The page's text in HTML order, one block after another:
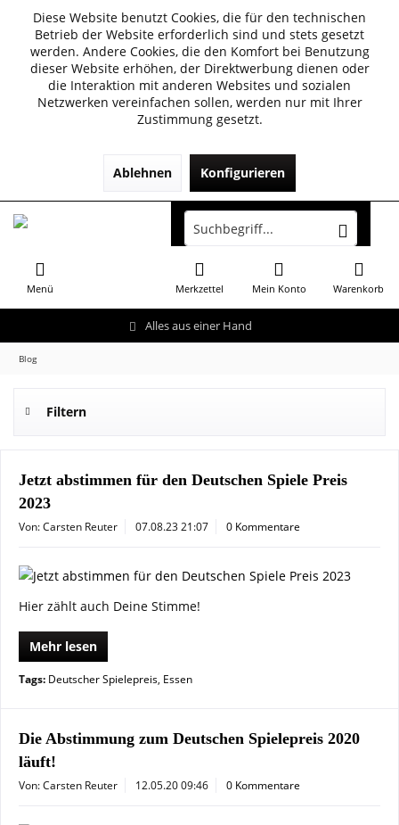
Diese Website benutzt Cookies, die für den technischen
Betrieb der Website erforderlich sind und stets gesetzt
werden. Andere Cookies, die den Komfort bei Benutzung
dieser Website erhöhen, der Direktwerbung dienen oder
die Interaktion mit anderen Websites und sozialen
Netzwerken vereinfachen sollen, werden nur mit Ihrer
Zustimmung gesetzt.
Ablehnen Konfigurieren
Alles aus einer Hand
Menü Warenkorb
Merkzettel Mein Konto
Blog
Filtern
Jetzt abstimmen für den Deutschen Spiele Preis
2023
Von: Carsten Reuter 07.08.23 21:07 0 Kommentare
Hier zählt auch Deine Stimme!
Mehr lesen
Tags: Deutscher Spielepreis, Essen
Die Abstimmung zum Deutschen Spielepreis 2020
läuft!
Von: Carsten Reuter 12.05.20 09:46 0 Kommentare